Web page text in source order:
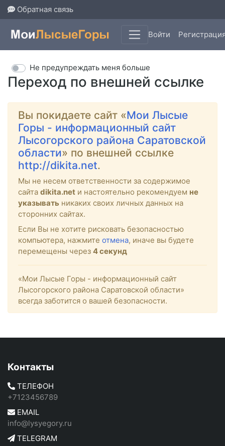
Обратная связь
Войти
Переход по внешней ссылке
Не предупреждать меня больше
Вы покидаете сайт «Мои Лысые
Горы - информационный сайт
Лысогорского района Саратовской
области» по внешней ссылке
http://dikita.net.
Мы не несем ответственности за содержимое
сайта dikita.net и настоятельно рекомендуем не
указывать никаких своих личных данных на
сторонних сайтах.
Если Вы не хотите рисковать безопасностью
компьютера, нажмите отмена, иначе вы будете
перемещены через 4секунд
«Мои Лысые Горы - информационный сайт
Лысогорского района Саратовской области»
всегда заботится о вашей безопасности.
Контакты
ТЕЛЕФОН
+7123456789
EMAIL
info@lysyegory.ru
TELEGRAM